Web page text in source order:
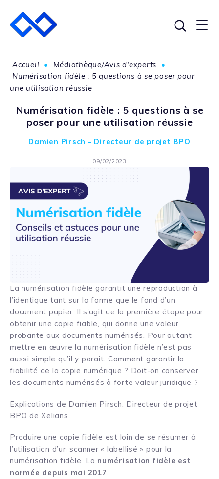
Accueil • Médiathèque/Avis d'experts
•
Numérisation fidèle : 5 questions à se poser pour
une utilisation réussie
Numérisation fidèle : 5 questions à se
poser pour une utilisation réussie
Damien Pirsch - Directeur de projet BPO
09/02/2023
La numérisation fidèle garantit une reproduction à
l’identique tant sur la forme que le fond d’un
document papier. Il s’agit de la première étape pour
obtenir une copie fiable, qui donne une valeur
probante aux documents numérisés. Pour autant
mettre en œuvre la numérisation fidèle n’est pas
aussi simple qu’il y parait. Comment garantir la
fiabilité de la copie numérique ? Doit-on conserver
les documents numérisés à forte valeur juridique ?
Explications de Damien Pirsch, Directeur de projet
BPO de Xelians.
Produire une copie fidèle est loin de se résumer à
l’utilisation d’un scanner « labellisé » pour la
numérisation fidèle. La numérisation fidèle est
normée depuis mai 2017.